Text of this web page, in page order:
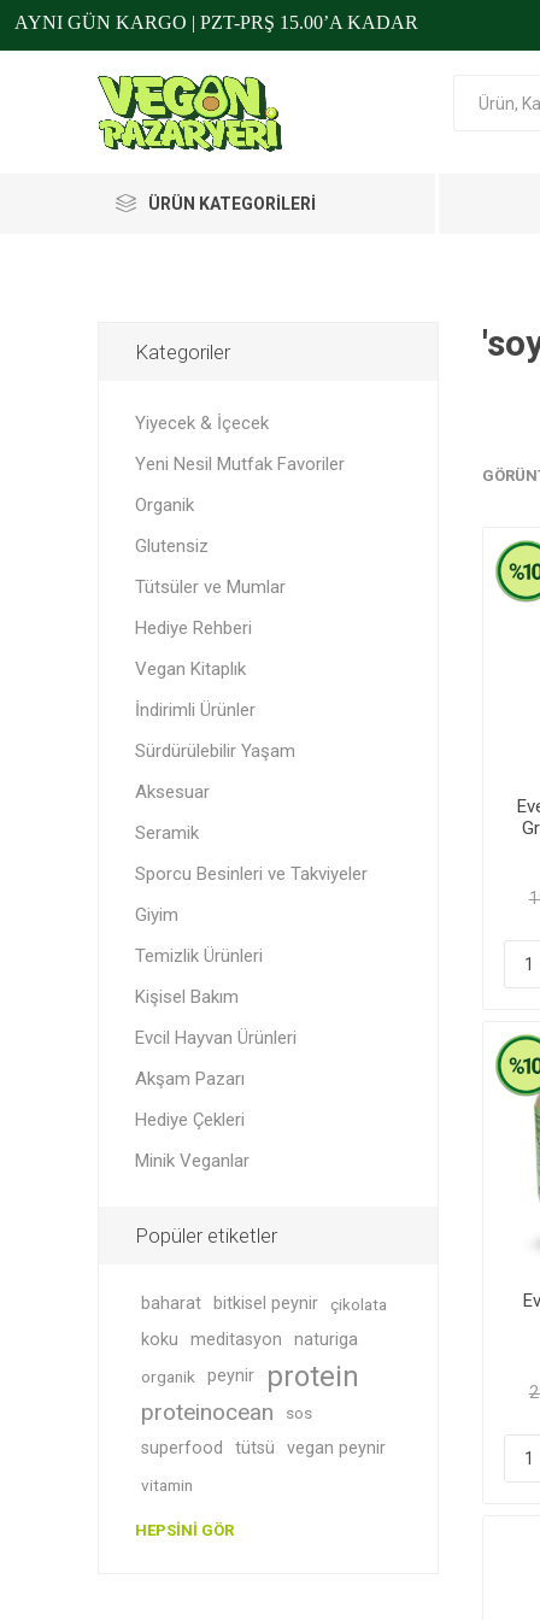
GÜN KARGO | PZT-PRŞ 15.00’A KADAR
ÜRÜN KATEGORILERI
Akşam
Cipsler
Süper
Temizlik Ürünleri
Kişisel Bakım Cilt
Akşam Pazarı
Orfa The
Standard
Vegan
Kategoriler
Yiyecek & İçecek
Yeni Nesil Mutfak Favoriler
Organik
Glutensiz
Tütsüler ve Mumlar
Hediye Rehberi
Vegan Kitaplık
İndirimli Ürünler
Sürdürülebilir Yaşam
Aksesuar
Seramik
Sporcu Besinleri ve Takviyeler
Giyim
Temizlik Ürünleri
Kişisel Bakım
Evcil Hayvan Ürünleri
Akşam Pazarı
Hediye Çekleri
Minik Veganlar
Popüler etiketler
baharat bitkisel peynir çikolata
koku meditasyon naturiga
organik peynir protein
proteinocean sos
superfood tütsü vegan peynir
vitamin
HEPSINI GÖR